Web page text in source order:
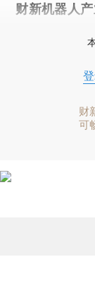
财新机器人
财
可